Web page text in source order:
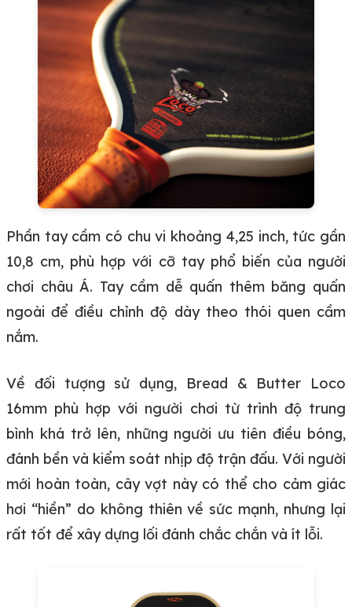
Phần tay cầm có chu vi khoảng 4,25 inch, tức gần
10,8 cm, phù hợp với cỡ tay phổ biến của người
chơi châu Á. Tay cầm dễ quấn thêm băng quấn
ngoài để điều chỉnh độ dày theo thói quen cầm
nắm.
Về đối tượng sử dụng, Bread & Butter Loco
16mm phù hợp với người chơi từ trình độ trung
bình khá trở lên, những người ưu tiên điều bóng,
đánh bền và kiểm soát nhịp độ trận đấu. Với người
mới hoàn toàn, cây vợt này có thể cho cảm giác
hơi “hiền” do không thiên về sức mạnh, nhưng lại
rất tốt để xây dựng lối đánh chắc chắn và ít lỗi.